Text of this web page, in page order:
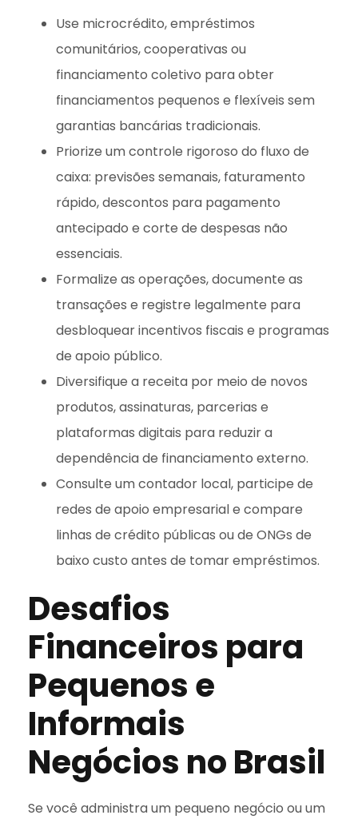
Use microcrédito, empréstimos
comunitários, cooperativas ou
financiamento coletivo para obter
financiamentos pequenos e flexíveis sem
garantias bancárias tradicionais.
Priorize um controle rigoroso do fluxo de
caixa: previsões semanais, faturamento
rápido, descontos para pagamento
antecipado e corte de despesas não
essenciais.
Formalize as operações, documente as
transações e registre legalmente para
desbloquear incentivos fiscais e programas
de apoio público.
Diversifique a receita por meio de novos
produtos, assinaturas, parcerias e
plataformas digitais para reduzir a
dependência de financiamento externo.
Consulte um contador local, participe de
redes de apoio empresarial e compare
linhas de crédito públicas ou de ONGs de
baixo custo antes de tomar empréstimos.
Desafios
Financeiros para
Pequenos e
Informais
Negócios no Brasil
Se você administra um pequeno negócio ou um